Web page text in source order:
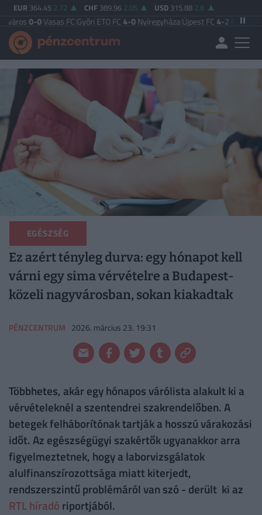
EUR 364.45 2.72 CHF 389.96 2.05 USD 315.88 2.8
FC|Győri ETO FC4-0Nyíregyháza|Újpest FC4-2Debreceni VSC
EGÉSZSÉG
Ez azért tényleg durva: egy hónapot kell
várni egy sima vérvételre a Budapest-
közeli nagyvárosban, sokan kiakadtak
PÉNZCENTRUM 2026. március 23. 19:31
Többhetes, akár egy hónapos várólista alakult ki a
vérvételeknél a szentendrei szakrendelőben. A
betegek felháborítónak tartják a hosszú várakozási
időt. Az egészségügyi szakértők ugyanakkor arra
figyelmeztetnek, hogy a laborvizsgálatok
alulfinanszírozottsága miatt kiterjedt,
rendszerszintű problémáról van szó - derült ki az
RTL híradó riportjából.